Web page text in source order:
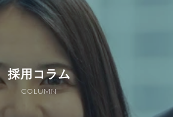
採用コラム
COLUMN